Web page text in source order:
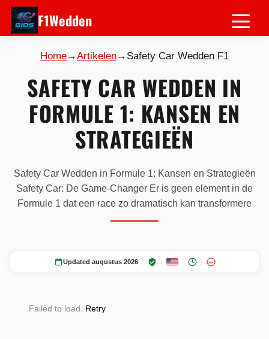
F1Wedden
Home→Artikelen→ Safety Car Wedden F1
SAFETY CAR WEDDEN IN
FORMULE 1: KANSEN EN
STRATEGIEËN
Safety Car Wedden in Formule 1: Kansen en Strategieën
Safety Car: De Game-Changer Er is geen element in de
Formule 1 dat een race zo dramatisch kan transformere
Updated augustus 2026 18+
Failed to load. Retry